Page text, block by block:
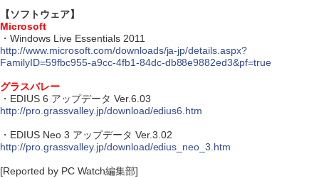
【ソフトウェア】
Microsoft
・Windows Live Essentials 2011
http://www.microsoft.com/downloads/ja-jp/details.aspx?
FamilyID=59fbc955-a9cc-4fb1-84dc-db88e9882ed3&pf=true
グラスバレー
・EDIUS 6 アップデータ Ver.6.03
http://pro.grassvalley.jp/download/edius6.htm
・EDIUS Neo 3 アップデータ Ver.3.02
http://pro.grassvalley.jp/download/edius_neo_3.htm
[Reported by PC Watch編集部]